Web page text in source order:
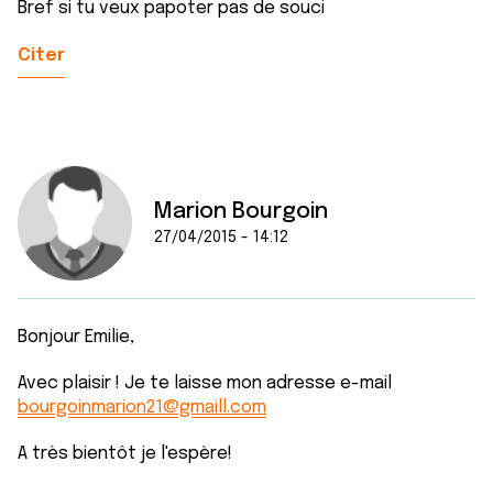
Bref si tu veux papoter pas de souci
Citer
Marion Bourgoin
27/04/2015 - 14:12
Bonjour Emilie,
Avec plaisir ! Je te laisse mon adresse e-mail
bourgoinmarion21@gmaill.com
A très bientôt je l'espère!